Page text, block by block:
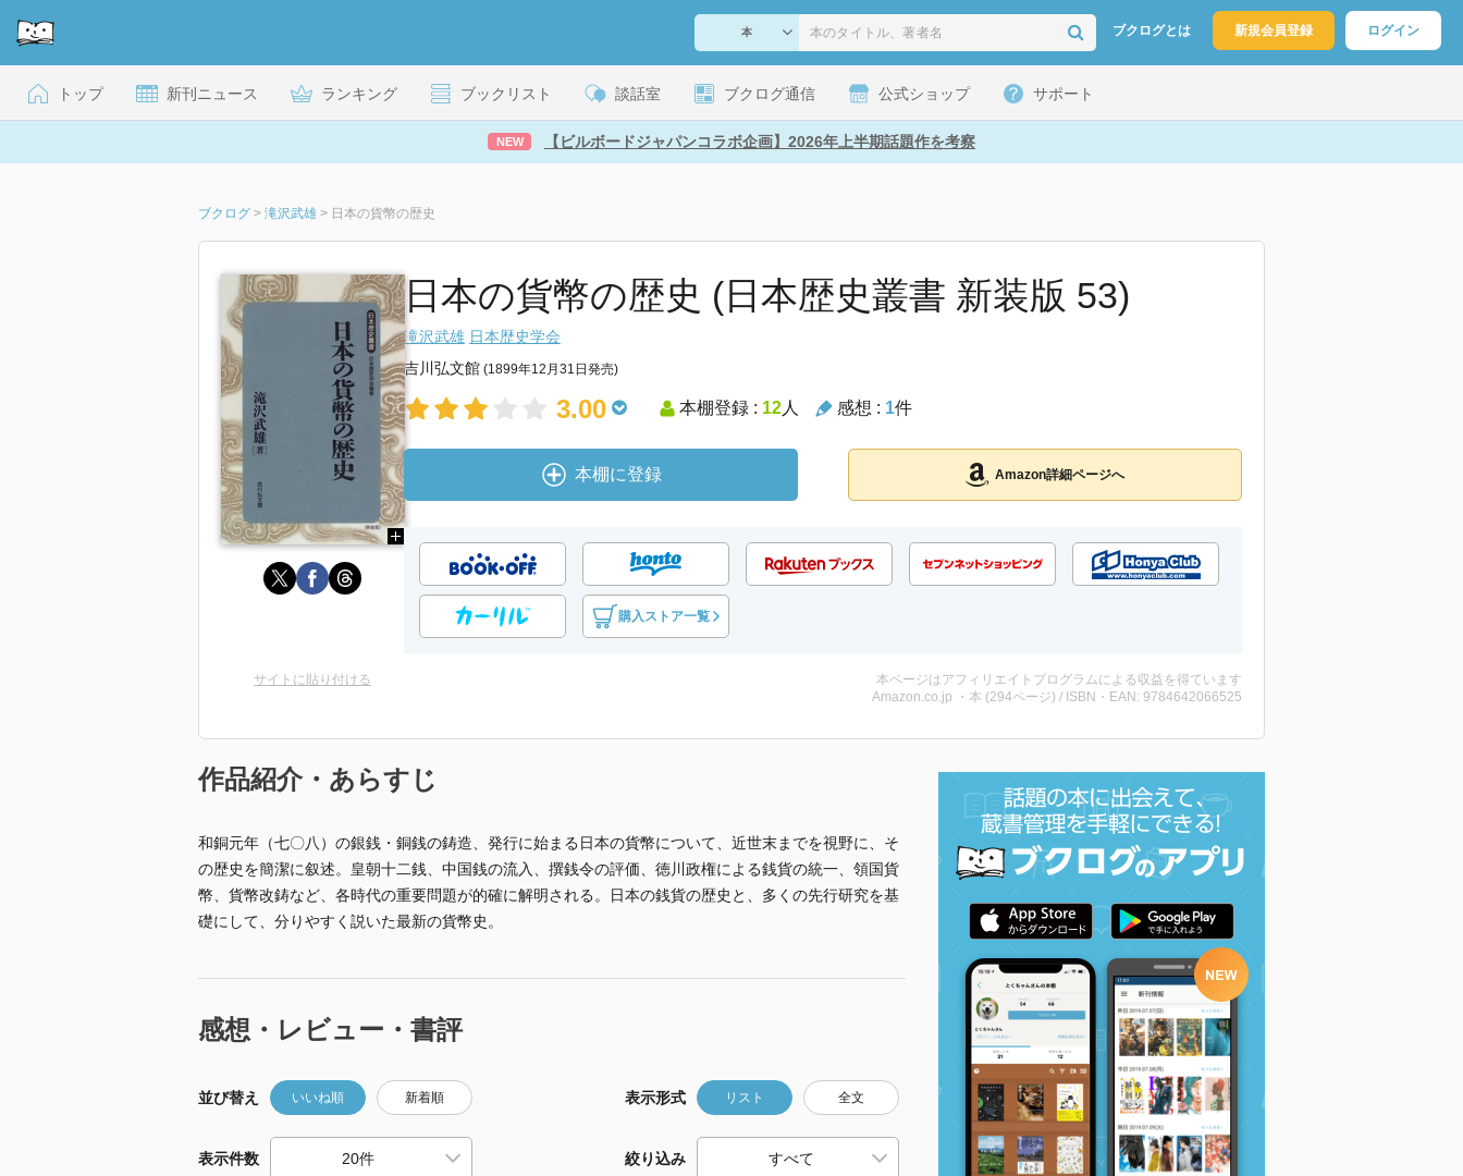
ブクログとは 新規会員登録 ログイン
トップ 新刊ニュース ランキング ブックリスト 談話室 ブクログ通信 公式ショップ サポート
NEW 【ビルボードジャパンコラボ企画】2026年上半期話題作を考察
ブクログ > 滝沢武雄 > 日本の貨幣の歴史
日本の貨幣の歴史 (日本歴史叢書 新装版 53)
滝沢武雄 日本歴史学会
吉川弘文館 (1899年12月31日発売)
3.00 本棚登録 : 12人 感想 : 1件
本棚に登録 Amazon詳細ページへ
購入ストア一覧
サイトに貼り付ける
本ページはアフィリエイトプログラムによる収益を得ています
Amazon.co.jp ・本 (294ページ) / ISBN・EAN: 9784642066525
作品紹介・あらすじ
和銅元年（七〇八）の銀銭・銅銭の鋳造、発行に始まる日本の貨幣について、近世末までを視野に、そ
の歴史を簡潔に叙述。皇朝十二銭、中国銭の流入、撰銭令の評価、徳川政権による銭貨の統一、領国貨
幣、貨幣改鋳など、各時代の重要問題が的確に解明される。日本の銭貨の歴史と、多くの先行研究を基
礎にして、分りやすく説いた最新の貨幣史。
感想・レビュー・書評
並び替え いいね順 新着順 表示形式 リスト 全文
表示件数 絞り込み